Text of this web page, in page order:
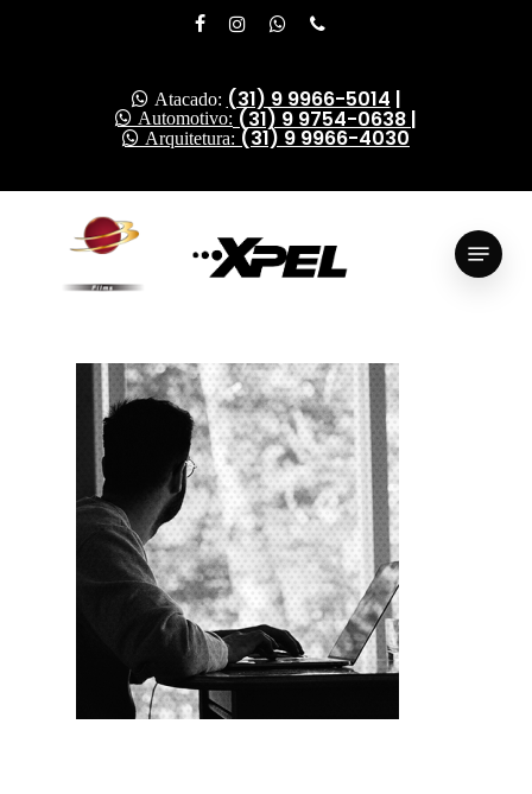
facebookinstagramwhatsapp
phone
Atacado: (31) 9 9966-5014 |
Automotivo: (31) 9 9754-0638 |
Arquitetura: (31) 9 9966-4030
Menu